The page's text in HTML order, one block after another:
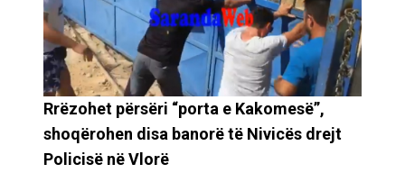
Rrëzohet përsëri “porta e Kakomesë”,
shoqërohen disa banorë të Nivicës drejt
Policisë në Vlorë